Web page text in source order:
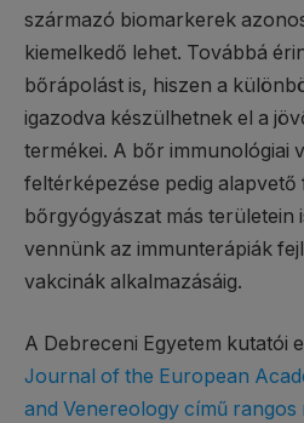
származó biomarkerek
kiemelkedő lehet. Továbbá
bőrápolást is, hiszen a
igazodva készülhetnek el a
termékei. A bőr immunológiai
feltérképezése pedig alapvető
bőrgyógyászat más területein
vennünk az immunterápiák
vakcinák alkalmazásáig.
A Debreceni Egyetem kutatói
Journal of the European
and Venereology című rangos